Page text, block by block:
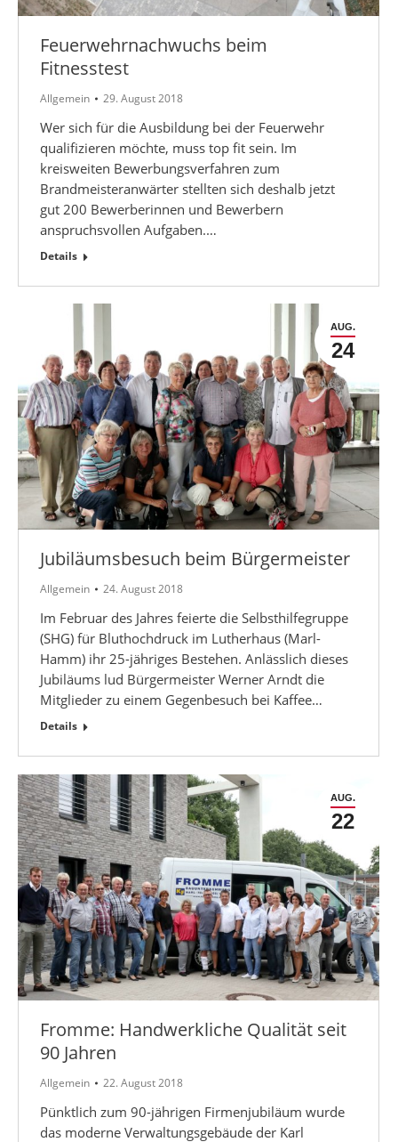
Feuerwehrnachwuchs beim
Fitnesstest
Allgemein 29. August 2018
Wer sich für die Ausbildung bei der Feuerwehr
qualifizieren möchte, muss top fit sein. Im
kreisweiten Bewerbungsverfahren zum
Brandmeisteranwärter stellten sich deshalb jetzt
gut 200 Bewerberinnen und Bewerbern
anspruchsvollen Aufgaben.…
Details
AUG.
24
Jubiläumsbesuch beim Bürgermeister
Allgemein 24. August 2018
Im Februar des Jahres feierte die Selbsthilfegruppe
(SHG) für Bluthochdruck im Lutherhaus (Marl-
Hamm) ihr 25-jähriges Bestehen. Anlässlich dieses
Jubiläums lud Bürgermeister Werner Arndt die
Mitglieder zu einem Gegenbesuch bei Kaffee…
Details
AUG.
22
Fromme: Handwerkliche Qualität seit
90 Jahren
Allgemein 22. August 2018
Pünktlich zum 90-jährigen Firmenjubiläum wurde
das moderne Verwaltungsgebäude der Karl